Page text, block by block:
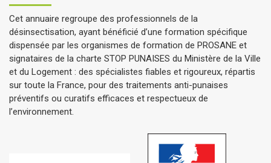
Cet annuaire regroupe des professionnels de la
désinsectisation, ayant bénéficié d’une formation spécifique
dispensée par les organismes de formation de PROSANE et
signataires de la charte STOP PUNAISES du Ministère de la Ville
et du Logement : des spécialistes fiables et rigoureux, répartis
sur toute la France, pour des traitements anti-punaises
préventifs ou curatifs efficaces et respectueux de
l’environnement.